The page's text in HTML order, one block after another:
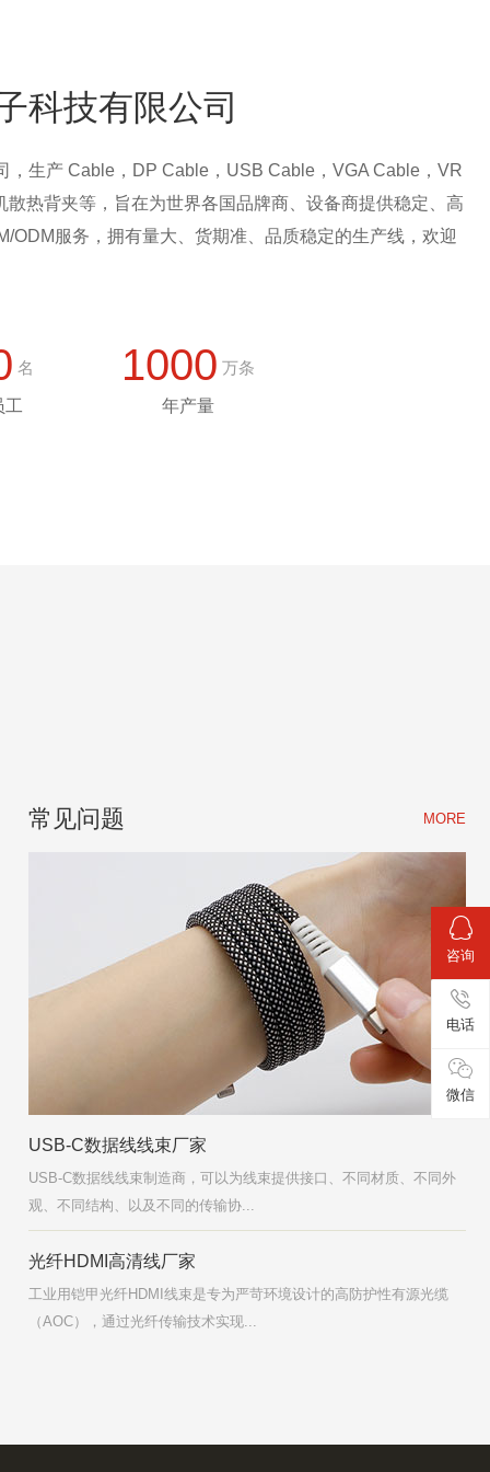
科技有限公司
，生产 Cable，DP Cable，USB Cable，VGA Cable，VR
热背夹等，旨在为世界各国品牌商、设备商提供稳定、高
ODM服务，拥有量大、货期准、品质稳定的生产线，欢迎
名
工
1000 万条
年产量
常见问题 MORE
USB-C数据线线束厂家
USB-C数据线线束制造商，可以为线束提供接口、不同材质、不同外
观、不同结构、以及不同的传输协...
光纤HDMI高清线厂家
工业用铠甲光纤HDMI线束是专为严苛环境设计的高防护性有源光缆
（AOC），通过光纤传输技术实现...
咨询
电话
微信